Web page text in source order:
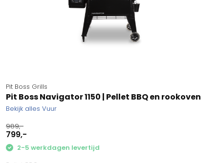
Pit Boss Grills
Pit Boss Navigator 1150 | Pellet BBQ en rookoven
Bekijk alles Vuur
989,-
799,-
2-5 werkdagen levertijd